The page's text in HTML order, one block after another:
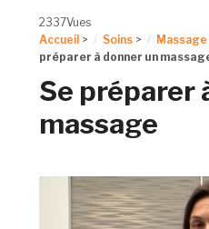
2337Vues
Accueil > Soins >
préparer à donner un
Se préparer
massage